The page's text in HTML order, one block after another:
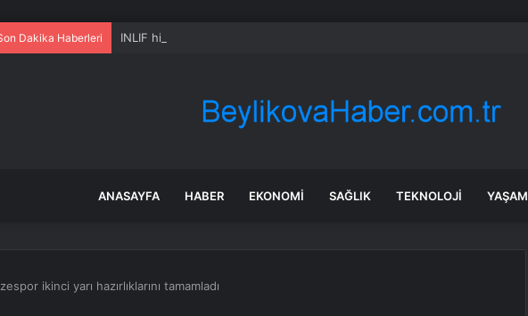
Dakika Haberleri INLIF hissesi bugün neden yükselişte?
ANASAYFA HABER EKONOMI SAĞLIK TEKNOLOJI YAŞAM
ikinci yarı hazırlıklarını tamamladı